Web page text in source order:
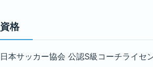
資格
日本サッカー協会 公認S級コーチライセ